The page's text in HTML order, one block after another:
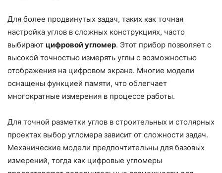
Для более продвинутых задач, таких как точная
настройка углов в сложных конструкциях, часто
выбирают цифровой угломер. Этот прибор позволяет с
высокой точностью измерять углы с возможностью
отображения на цифровом экране. Многие модели
оснащены функцией памяти, что облегчает
многократные измерения в процессе работы.
Для точной разметки углов в строительных и столярных
проектах выбор угломера зависит от сложности задач.
Механические модели предпочтительны для базовых
измерений, тогда как цифровые угломеры